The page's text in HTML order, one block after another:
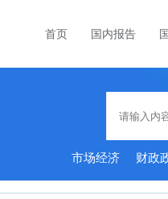
首页 国内报告
市场经济 财政